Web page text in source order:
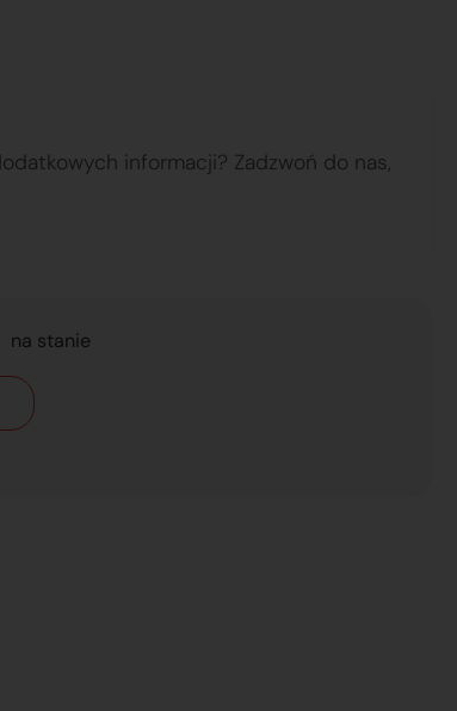
informacji? Zadzwoń do nas,
na stanie